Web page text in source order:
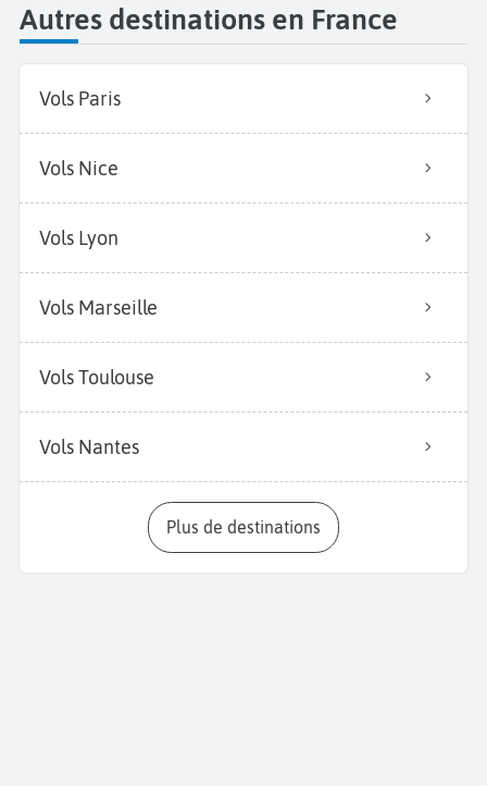
Autres destinations en France
Vols Paris
Vols Nice
Vols Lyon
Vols Marseille
Vols Toulouse
Vols Nantes
Plus de destinations